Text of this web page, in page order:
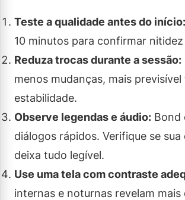
Teste a qualidade antes do início:
10 minutos para confirmar
Reduza trocas durante a sessão:
menos mudanças, mais previsível
estabilidade.
Observe legendas e áudio: Bond
diálogos rápidos. Verifique se
deixa tudo legível.
Use uma tela com contraste
internas e noturnas revelam mais